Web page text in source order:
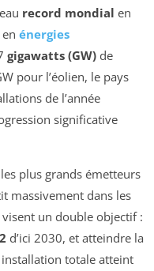
record mondial en
énergies
gigawatts (GW) de
pour l’éolien, le pays
de l’année
significative
plus grands émetteurs
massivement dans les
un double objectif :
d’ici 2030, et atteindre la
totale atteint